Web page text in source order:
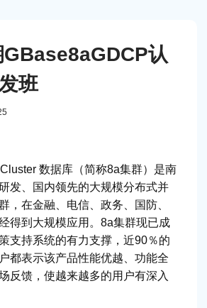
认
班
数据库（简称8a集群）是南
发、国内领先的大规模分布式并
，在金融、电信、政务、国防、
得到大规模应用。8a集群现已成
支持系统的有力支撑，近90％的
都表示该产品性能优越、功能全
反馈，使越来越多的用户有深入